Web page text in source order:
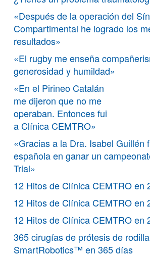
«Después de la operación del
Compartimental he logrado los
resultados»
«El rugby me enseña
generosidad y humildad»
«En el Pirineo Catalán
me dijeron que no me
operaban. Entonces fui
a Clínica CEMTRO»
«Gracias a la Dra. Isabel Guillén
española en ganar un
Trial»
12 Hitos de Clínica CEMTRO en
12 Hitos de Clínica CEMTRO en
12 Hitos de Clínica CEMTRO en
365 cirugías de prótesis de
SmartRobotics™ en 365 días